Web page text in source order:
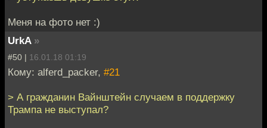
Меня на фото нет :)
UrkA »
#50 | 16.01.18 01:19
Кому: alferd_packer, #21
> А гражданин Вайнштейн случаем в поддержку
Трампа не выступал?